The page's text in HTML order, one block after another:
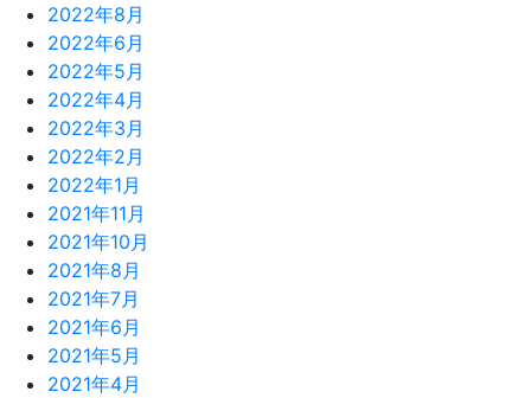
2022年8月
2022年6月
2022年5月
2022年4月
2022年3月
2022年2月
2022年1月
2021年11月
2021年10月
2021年8月
2021年7月
2021年6月
2021年5月
2021年4月